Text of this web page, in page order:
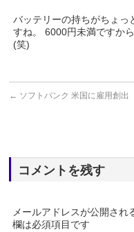
バッテリーの持ちがちょっ
すね。 6000円未満ですか
(笑)
← ソフトバンク 米国に雇用創出
コメントを残す
メールアドレスが公開され
欄は必須項目です